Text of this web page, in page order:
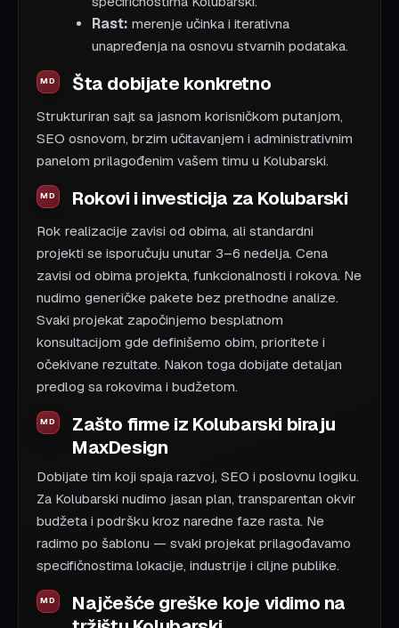
Rast: merenje učinka i iterativna
unapređenja na osnovu stvarnih podataka.
Šta dobijate konkretno
Strukturiran sajt sa jasnom korisničkom putanjom,
SEO osnovom, brzim učitavanjem i administrativnim
panelom prilagođenim vašem timu u Kolubarski.
Rokovi i investicija za Kolubarski
Rok realizacije zavisi od obima, ali standardni
projekti se isporučuju unutar 3–6 nedelja. Cena
zavisi od obima projekta, funkcionalnosti i rokova. Ne
nudimo generičke pakete bez prethodne analize.
Svaki projekat započinjemo besplatnom
konsultacijom gde definišemo obim, prioritete i
očekivane rezultate. Nakon toga dobijate detaljan
predlog sa rokovima i budžetom.
Zašto firme iz Kolubarski biraju
MaxDesign
Dobijate tim koji spaja razvoj, SEO i poslovnu logiku.
Za Kolubarski nudimo jasan plan, transparentan okvir
budžeta i podršku kroz naredne faze rasta. Ne
radimo po šablonu — svaki projekat prilagođavamo
specifičnostima lokacije, industrije i ciljne publike.
Najčešće greške koje vidimo na